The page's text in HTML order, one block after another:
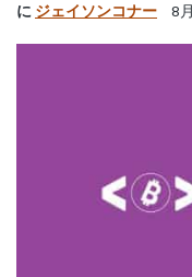
に ジェイソンコナー 8